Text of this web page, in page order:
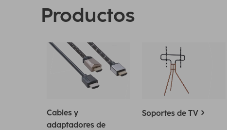
Productos
Cables y
adaptadores de
Soportes de TV